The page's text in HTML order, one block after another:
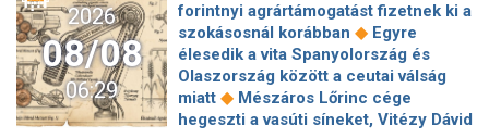
2026
08/08
06:29
forintnyi agrártámogatást fizetnek ki a
szokásosnál korábban ◆ Egyre
élesedik a vita Spanyolország és
Olaszország között a ceutai válság
miatt ◆ Mészáros Lőrinc cége
hegeszti a vasúti síneket, Vitézy Dávid